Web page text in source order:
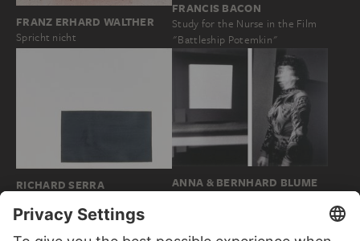
FRANZ ERHARD WALTHER
Spricht nicht
FRANCIS BACON
Study for the Nurse in the Film
"Battleship Potemkin"
RICHARD SERRA ANNA & BERNHARD BLUME